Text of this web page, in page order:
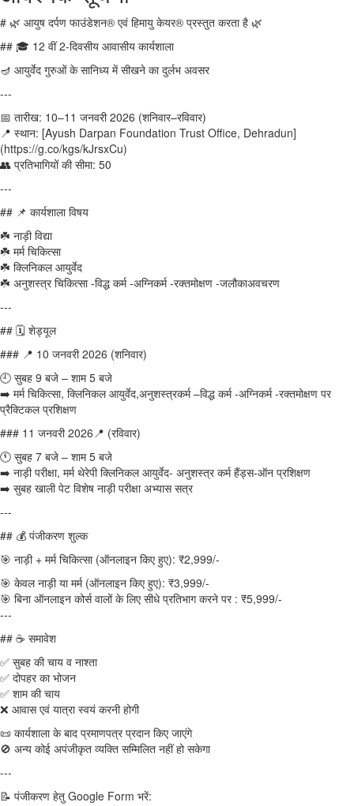
# 🌿 आयुष दर्पण फाउंडेशन® एवं हिमायु केयर® प्रस्तुत करता है 🌿
## 🎓 12 वीं 2-दिवसीय आवासीय कार्यशाला
🪔 आयुर्वेद गुरुओं के सानिध्य में सीखने का दुर्लभ अवसर
---
📅 तारीख: 10–11 जनवरी 2026 (शनिवार–रविवार)
📍 स्थान: [Ayush Darpan Foundation Trust Office, Dehradun]
(https://g.co/kgs/kJrsxCu)
👥 प्रतिभागियों की सीमा: 50
---
## 📌 कार्यशाला विषय
☘️ नाड़ी विद्या
☘️ मर्म चिकित्सा
☘️ क्लिनिकल आयुर्वेद
☘️ अनुशस्त्र चिकित्सा -विद्ध कर्म -अग्निकर्म -रक्तमोक्षण -जलौकाअवचरण
---
## 🗓️ शेड्यूल
### 📍 10 जनवरी 2026 (शनिवार)
🕘 सुबह 9 बजे – शाम 5 बजे
➡️ मर्म चिकित्सा, क्लिनिकल आयुर्वेद,अनुशस्त्रकर्म –विद्ध कर्म -अग्निकर्म -रक्तमोक्षण पर
प्रैक्टिकल प्रशिक्षण
### 11 जनवरी 2026📍 (रविवार)
🕚 सुबह 7 बजे – शाम 5 बजे
➡️ नाड़ी परीक्षा, मर्म थेरेपी क्लिनिकल आयुर्वेद- अनुशस्त्र कर्म हैंड्स-ऑन प्रशिक्षण
➡️ सुबह खाली पेट विशेष नाड़ी परीक्षा अभ्यास सत्र
---
## 💰 पंजीकरण शुल्क
🎯 नाड़ी + मर्म चिकित्सा (ऑनलाइन किए हुए): ₹2,999/-
🎯 केवल नाड़ी या मर्म (ऑनलाइन किए हुए): ₹3,999/-
🎯 बिना ऑनलाइन कोर्स वालों के लिए सीधे प्रतिभाग करने पर : ₹5,999/-
---
## ☕ समावेश
✅ सुबह की चाय व नाश्ता
✅ दोपहर का भोजन
✅ शाम की चाय
❌ आवास एवं यात्रा स्वयं करनी होगी
📜 कार्यशाला के बाद प्रमाणपत्र प्रदान किए जाएंगे
🚫 अन्य कोई अपंजीकृत व्यक्ति सम्मिलित नहीं हो सकेगा
---
📝 पंजीकरण हेतु Google Form भरें: